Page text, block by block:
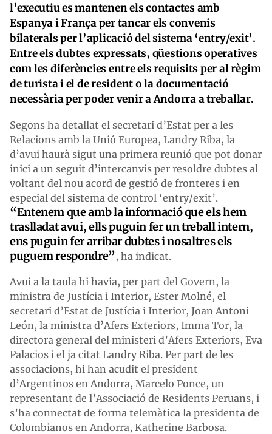
l’executiu es mantenen els contactes amb
Espanya i França per tancar els convenis
bilaterals per l’aplicació del sistema ‘entry/exit’.
Entre els dubtes expressats, qüestions operatives
com les diferències entre els requisits per al règim
de turista i el de resident o la documentació
necessària per poder venir a Andorra a treballar.
Segons ha detallat el secretari d’Estat per a les
Relacions amb la Unió Europea, Landry Riba, la
d’avui haurà sigut una primera reunió que pot donar
inici a un seguit d’intercanvis per resoldre dubtes al
voltant del nou acord de gestió de fronteres i en
especial del sistema de control ‘entry/exit’.
“Entenem que amb la informació que els hem
traslladat avui, ells puguin fer un treball intern,
ens puguin fer arribar dubtes i nosaltres els
puguem respondre”, ha indicat.
Avui a la taula hi havia, per part del Govern, la
ministra de Justícia i Interior, Ester Molné, el
secretari d’Estat de Justícia i Interior, Joan Antoni
León, la ministra d’Afers Exteriors, Imma Tor, la
directora general del ministeri d’Afers Exteriors, Eva
Palacios i el ja citat Landry Riba. Per part de les
associacions, hi han acudit el president
d’Argentinos en Andorra, Marcelo Ponce, un
representant de l’Associació de Residents Peruans, i
s’ha connectat de forma telemàtica la presidenta de
Colombianos en Andorra, Katherine Barbosa.